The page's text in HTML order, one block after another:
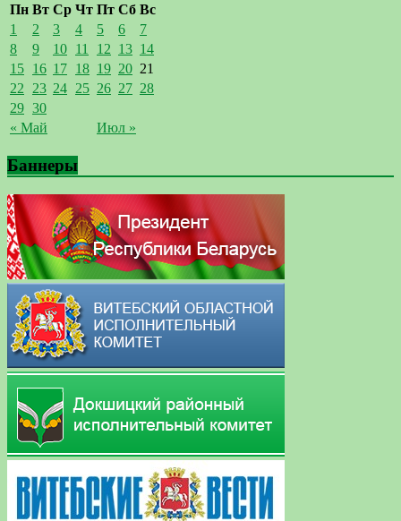
Пн Вт Ср Чт Пт Сб Вс
« Май Июл »
1 2 3 4 5 6
7
8
9 10 11 12 13 14
15 16 17 18 19 20 21
22 23 24 25 26 27 28
29 30
Баннеры